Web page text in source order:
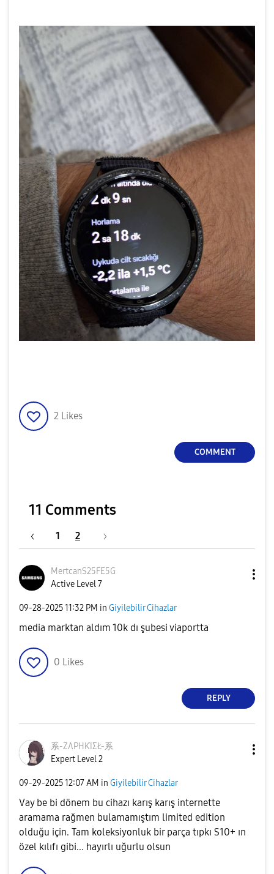
2 Likes
COMMENT
11 Comments
1 2
MertcanS25FE5G
Active Level 7
‎09-28-202511:32 PM in Giyilebilir Cihazlar
media marktan aldım 10k dı şubesi viaportta
0 Likes
REPLY
系-ZɅPHƘIΣŁ-系
Expert Level 2
‎09-29-202512:07 AM in Giyilebilir Cihazlar
Vay be bi dönem bu cihazı karış karış internette
aramama rağmen bulamamıştım limited edition
olduğu için. Tam koleksiyonluk bir parça tıpkı S10+ ın
özel kılıfı gibi... hayırlı uğurlu olsun